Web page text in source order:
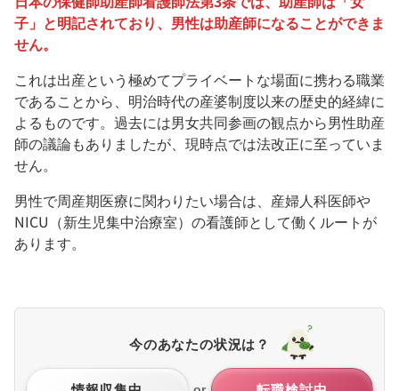
子」と明記されており、男性は助産師になることができま
せん。
これは出産という極めてプライベートな場面に携わる職業
であることから、明治時代の産婆制度以来の歴史的経緯に
よるものです。過去には男女共同参画の観点から男性助産
師の議論もありましたが、現時点では法改正に至っていま
せん。
男性で周産期医療に関わりたい場合は、産婦人科医師や
NICU（新生児集中治療室）の看護師として働くルートが
あります。
今のあなたの状況は？